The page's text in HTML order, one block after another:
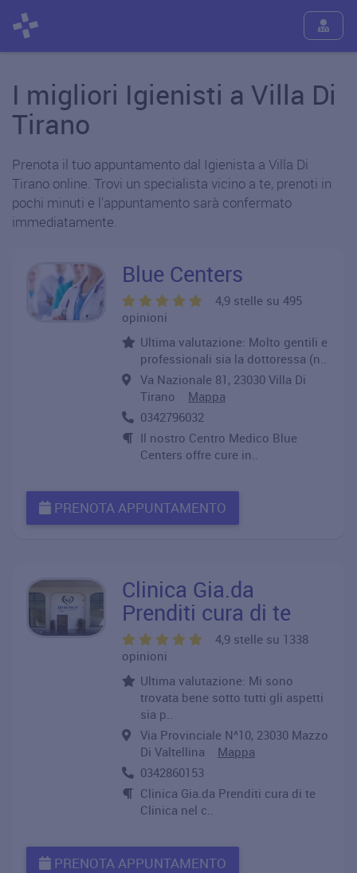
I migliori Igienisti a Villa Di
Tirano
Prenota il tuo appuntamento dal Igienista a Villa Di
Tirano online. Trovi un specialista vicino a te, prenoti in
pochi minuti e l'appuntamento sarà confermato
immediatamente.
Blue Centers
4,9 stelle su 495
opinioni
Ultima valutazione: Molto gentili e
professionali sia la dottoressa (n..
Va Nazionale 81, 23030 Villa Di
Tirano Mappa
0342796032
Il nostro Centro Medico Blue
Centers offre cure in..
PRENOTA APPUNTAMENTO
Clinica Gia.da
Prenditi cura di te
4,9 stelle su 1338
opinioni
Ultima valutazione: Mi sono
trovata bene sotto tutti gli aspetti
sia p..
Via Provinciale N^10, 23030 Mazzo
Di Valtellina Mappa
0342860153
Clinica Gia.da Prenditi cura di te
Clinica nel c..
PRENOTA APPUNTAMENTO